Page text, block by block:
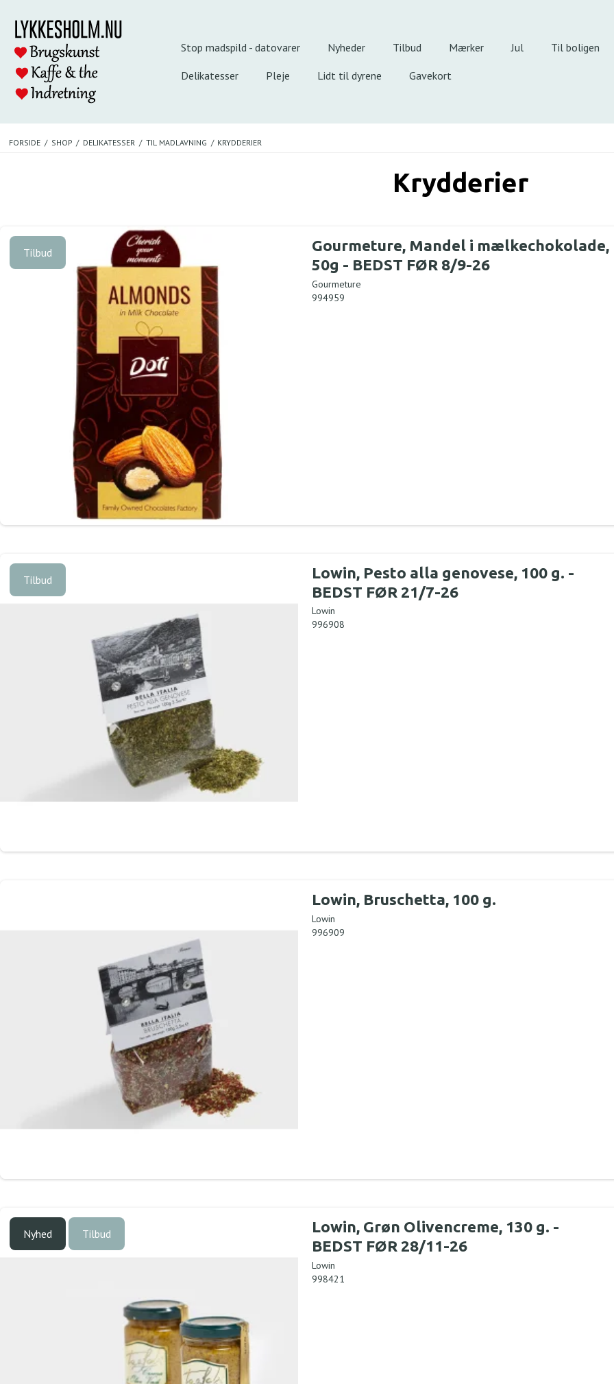
Stop madspild - datovarer Nyheder Tilbud Mærker Jul Til boligen
Delikatesser Pleje Lidt til dyrene Gavekort
FORSIDE / SHOP / DELIKATESSER / TIL MADLAVNING / KRYDDERIER
Krydderier
Tilbud
Gourmeture, Mandel i mælkechokolade,
50g - BEDST FØR 8/9-26
Gourmeture
994959
Tilbud
Lowin, Pesto alla genovese, 100 g. -
BEDST FØR 21/7-26
Lowin
996908
Lowin, Bruschetta, 100 g.
Lowin
996909
Nyhed Tilbud
Lowin, Grøn Olivencreme, 130 g. -
BEDST FØR 28/11-26
Lowin
998421